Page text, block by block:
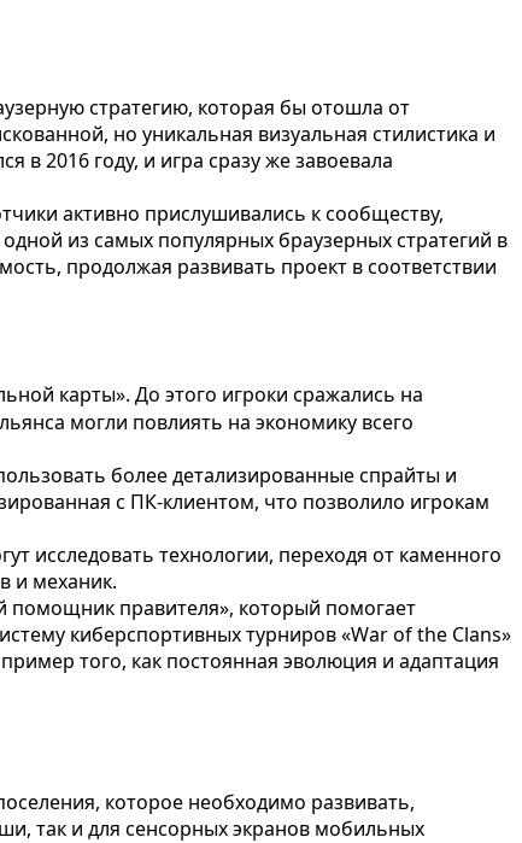
стратегию, которая бы отошла от
но уникальная визуальная стилистика и
2016 году, и игра сразу же завоевала
активно прислушивались к сообществу,
из самых популярных браузерных стратегий в
продолжая развивать проект в соответствии
карты». До этого игроки сражались на
могли повлиять на экономику всего
более детализированные спрайты и
с ПК-клиентом, что позволило игрокам
исследовать технологии, переходя от каменного
и механик.
помощник правителя», который помогает
киберспортивных турниров «War of the Clans»
того, как постоянная эволюция и адаптация
которое необходимо развивать,
так и для сенсорных экранов мобильных